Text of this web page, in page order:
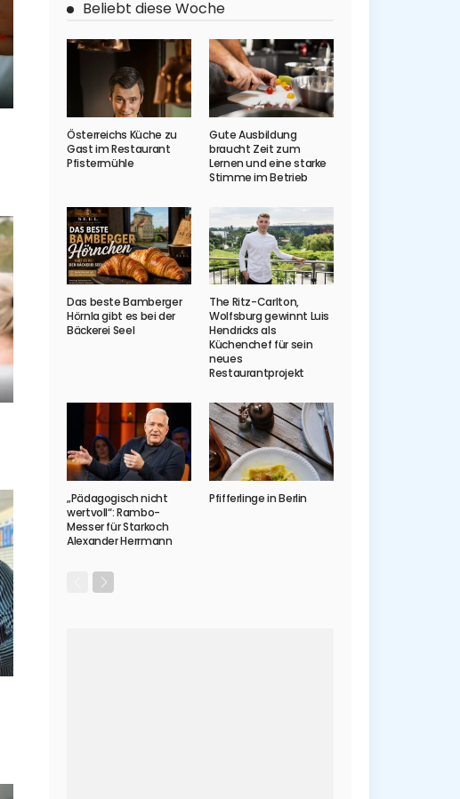
Beliebt diese Woche
Österreichs Küche zu
Gast im Restaurant
Pfistermühle
Gute Ausbildung
braucht Zeit zum
Lernen und eine starke
Stimme im Betrieb
Das beste Bamberger
Hörnla gibt es bei der
Bäckerei Seel
The Ritz-Carlton,
Wolfsburg gewinnt Luis
Hendricks als
Küchenchef für sein
neues
Restaurantprojekt
„Pädagogisch nicht
wertvoll“: Rambo-
Messer für Starkoch
Alexander Herrmann
Pfifferlinge in Berlin